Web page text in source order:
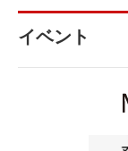
イベント